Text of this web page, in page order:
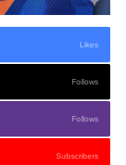
Likes
Follows
Follows
Subscribers